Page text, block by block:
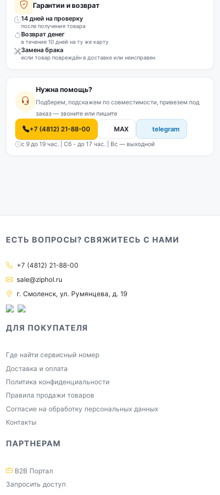
Гарантии и возврат
14 дней на проверку
после получения товара
Возврат денег
в течение 10 дней на ту же карту
Замена брака
если товар повреждён в доставке или неисправен
Нужна помощь?
Подберем, подскажем по совместимости, привезем под
заказ — звоните или пишите
+7 (4812) 21-88-00 MAX telegram
с 9 до 19 час. | Сб - до 17 час. | Вс — выходной
ЕСТЬ ВОПРОСЫ? СВЯЖИТЕСЬ С НАМИ
+7 (4812) 21-88-00
sale@ziphol.ru
г. Смоленск, ул. Румянцева, д. 19
ДЛЯ ПОКУПАТЕЛЯ
Где найти сервисный номер
Доставка и оплата
Политика конфиденциальности
Правила продажи товаров
Согласие на обработку персональных данных
Контакты
ПАРТНЕРАМ
B2B Портал
Запросить доступ